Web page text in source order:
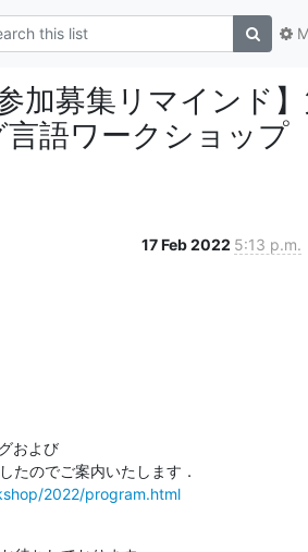
加募集リマインド
語ワークショップ
17 Feb 2022 5:13 p.m.
および
2022/program.html